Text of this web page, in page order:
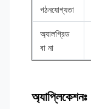
গঠনযোগ্যতা
অ্যালগ্রিড
বা না
অ্যাপ্লিকেশনঃ